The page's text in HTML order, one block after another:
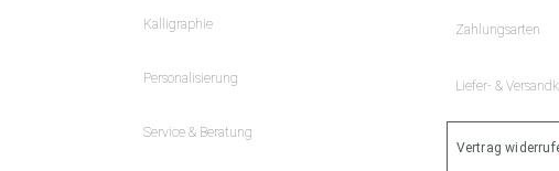
Kalligraphie
Personalisierung
Service & Beratung
Zahlungsarten
Liefer- &
Vertrag